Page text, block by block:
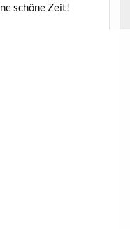
schöne Zeit!